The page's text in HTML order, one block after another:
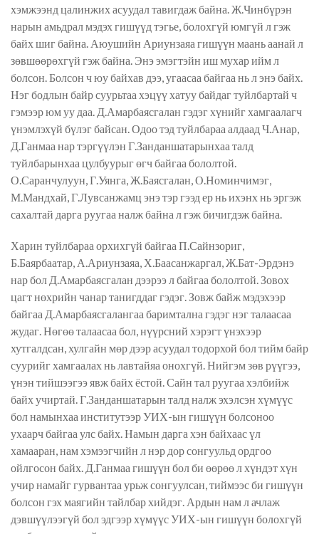
хэмжээнд цалинжих асуудал тавигдаж байна. Ж.Чинбүрэн
нарын амьдрал мэдэх гишүүд тэгье, болохгүй юмгүй л гэж
байх шиг байна. Аюушийн Ариунзаяа гишүүн маань аанай л
зөвшөөрөхгүй гэж байна. Энэ эмэгтэйн иш мухар ийм л
болсон. Болсон ч юу байхав дээ, угаасаа байгаа нь л энэ байх.
Нэг бодлын байр суурьтаа хэцүү хатуу байдаг туйлбартай ч
гэмээр юм уу даа. Д.Амарбаясгалан гэдэг хүнийг хамгаалагч
үнэмлэхүй бүлэг байсан. Одоо тэд туйлбараа алдаад Ч.Анар,
Д.Ганмаа нар тэргүүлэн Г.Занданшатарынхаа талд
туйлбарынхаа цулбуурыг өгч байгаа бололтой.
О.Саранчулуун, Г.Уянга, Ж.Баясгалан, О.Номинчимэг,
М.Мандхай, Г.Лувсанжамц энэ тэр гээд ер нь ихэнх нь эргэж
сахалтай дарга руугаа налж байна л гэж бичигдэж байна.
Харин туйлбараа орхихгүй байгаа П.Сайнзориг,
Б.Баярбаатар, А.Ариунзаяа, Х.Баасанжаргал, Ж.Бат-Эрдэнэ
нар бол Д.Амарбаясгалан дээрээ л байгаа бололтой. Зовох
цагт нөхрийн чанар танигддаг гэдэг. Зовж байж мэдэхээр
байгаа Д.Амарбаясгалангаа баримтална гэдэг нэг талаасаа
жудаг. Нөгөө талаасаа бол, нүүрсний хэрэгт үнэхээр
хутгалдсан, хулгайн мөр дээр асуудал тодорхой бол тийм байр
суурийг хамгаалах нь лавтайяа онохгүй. Нийгэм зөв рүүгээ,
үнэн тийшээгээ явж байх ёстой. Сайн тал руугаа хэлбийж
байх учиртай. Г.Занданшатарын талд налж эхэлсэн хүмүүс
бол намынхаа институтээр УИХ-ын гишүүн болсоноо
ухаарч байгаа улс байх. Намын дарга хэн байхаас үл
хамааран, нам хэмээгчийн л нэр дор сонгуульд ордгоо
ойлгосон байх. Д.Ганмаа гишүүн бол би өөрөө л хүндэт хүн
учир намайг гурвантаа урьж сонгуулсан, тиймээс би гишүүн
болсон гэх маягийн тайлбар хийдэг. Ардын нам л ачлаж
дэвшүүлээгүй бол эдгээр хүмүүс УИХ-ын гишүүн болохгүй